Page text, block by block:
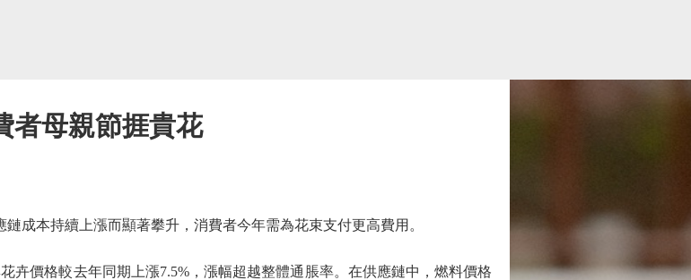
者母親節捱貴花
本持續上漲而顯著攀升，消費者今年需為花束支付更高費用。
價格較去年同期上漲7.5%，漲幅超越整體通脹率。在供應鏈中，燃料價格